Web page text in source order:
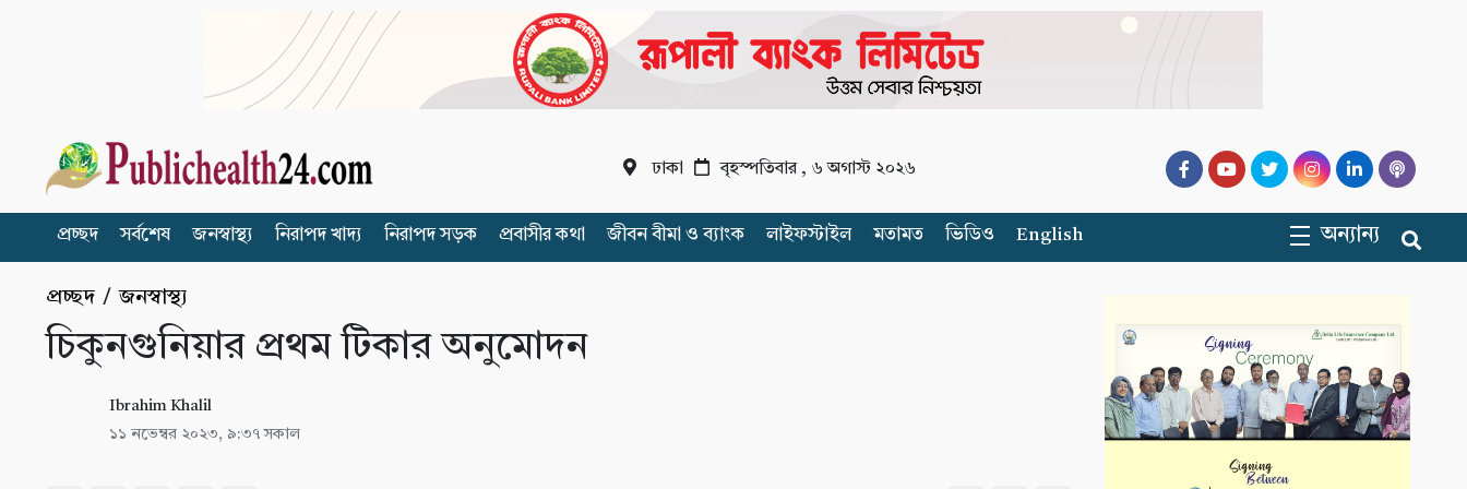
ঢাকা বৃহস্পতিবার , ৬ অগাস্ট ২০২৬
প্রচ্ছদ সর্বশেষ জনস্বাস্থ্য নিরাপদ খাদ্য নিরাপদ সড়ক প্রবাসীর কথা জীবন বীমা ও ব্যাংক লাইফস্টাইল মতামত ভিডিও English অন্যান্য
প্রচ্ছদ /জনস্বাস্থ্য
চিকুনগুনিয়ার প্রথম টিকার অনুমোদন
Ibrahim Khalil
১১ নভেম্বর ২০২৩, ৯:৩৭ সকাল